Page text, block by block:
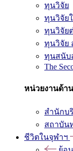
ทุนวิจัย
ทุนวิจัย
ทุนวิจัย
ทุนวิจัย
ทุนสนับ
The
หน่วยงานด้า
สำนักบ
สถาบัน
ชีวิตในจุฬาฯ